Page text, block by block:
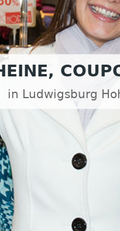
in Ludwigsburg